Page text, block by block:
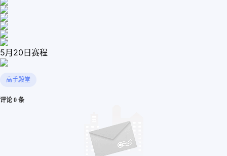
5月20日赛程
高手殿堂
评论 0 条